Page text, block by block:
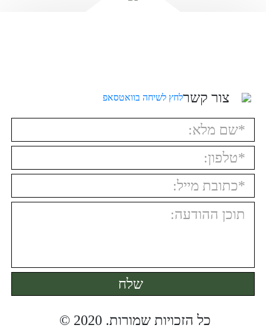
צור קשרלחץ לשיחה בוואטסאפ
כל הזכויות שמורות. 2020 © ️